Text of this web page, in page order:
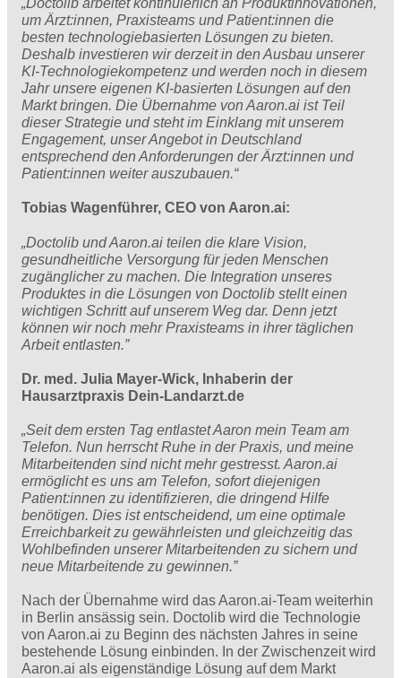
„Doctolib arbeitet kontinuierlich an Produktinnovationen,
um Ärzt:innen, Praxisteams und Patient:innen die
besten technologiebasierten Lösungen zu bieten.
Deshalb investieren wir derzeit in den Ausbau unserer
KI-Technologiekompetenz und werden noch in diesem
Jahr unsere eigenen KI-basierten Lösungen auf den
Markt bringen. Die Übernahme von Aaron.ai ist Teil
dieser Strategie und steht im Einklang mit unserem
Engagement, unser Angebot in Deutschland
entsprechend den Anforderungen der Ärzt:innen und
Patient:innen weiter auszubauen.“
Tobias Wagenführer, CEO von Aaron.ai:
„Doctolib und Aaron.ai teilen die klare Vision,
gesundheitliche Versorgung für jeden Menschen
zugänglicher zu machen. Die Integration unseres
Produktes in die Lösungen von Doctolib stellt einen
wichtigen Schritt auf unserem Weg dar. Denn jetzt
können wir noch mehr Praxisteams in ihrer täglichen
Arbeit entlasten.”
Dr. med. Julia Mayer-Wick, Inhaberin der
Hausarztpraxis Dein-Landarzt.de
„Seit dem ersten Tag entlastet Aaron mein Team am
Telefon. Nun herrscht Ruhe in der Praxis, und meine
Mitarbeitenden sind nicht mehr gestresst. Aaron.ai
ermöglicht es uns am Telefon, sofort diejenigen
Patient:innen zu identifizieren, die dringend Hilfe
benötigen. Dies ist entscheidend, um eine optimale
Erreichbarkeit zu gewährleisten und gleichzeitig das
Wohlbefinden unserer Mitarbeitenden zu sichern und
neue Mitarbeitende zu gewinnen.”
Nach der Übernahme wird das Aaron.ai-Team weiterhin
in Berlin ansässig sein. Doctolib wird die Technologie
von Aaron.ai zu Beginn des nächsten Jahres in seine
bestehende Lösung einbinden. In der Zwischenzeit wird
Aaron.ai als eigenständige Lösung auf dem Markt